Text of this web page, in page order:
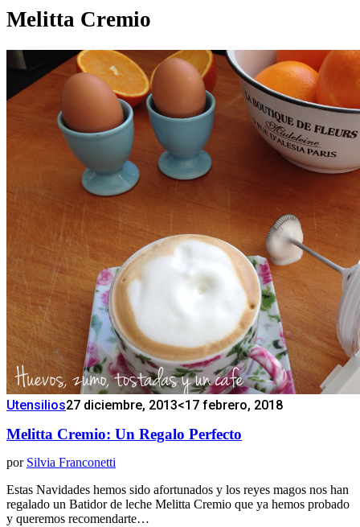
Melitta Cremio
Utensilios27 diciembre, 2013<17 febrero, 2018
Melitta Cremio: Un Regalo Perfecto
por Silvia Franconetti
Estas Navidades hemos sido afortunados y los reyes magos nos han
regalado un Batidor de leche Melitta Cremio que ya hemos probado
y queremos recomendarte…